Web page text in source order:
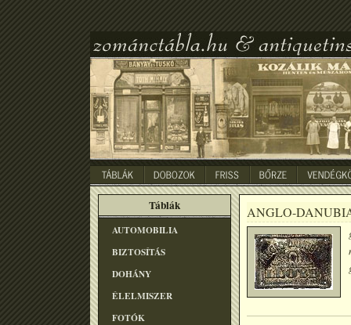
Táblák
AUTOMOBILIA
BIZTOSÍTÁS
DOHÁNY
ÉLELMISZER
FOTÓK
ANGLO-